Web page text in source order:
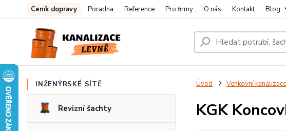
Ceník dopravy Poradna Reference Pro firmy O nás Kontakt Blog
INŽENÝRSKÉ SÍTĚ
Revizní šachty
Úvod Venkovní kanalizace
KGK